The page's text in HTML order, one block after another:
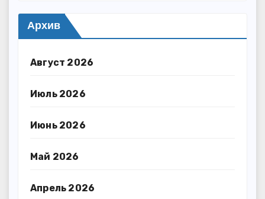
Архив
Август 2026
Июль 2026
Июнь 2026
Май 2026
Апрель 2026